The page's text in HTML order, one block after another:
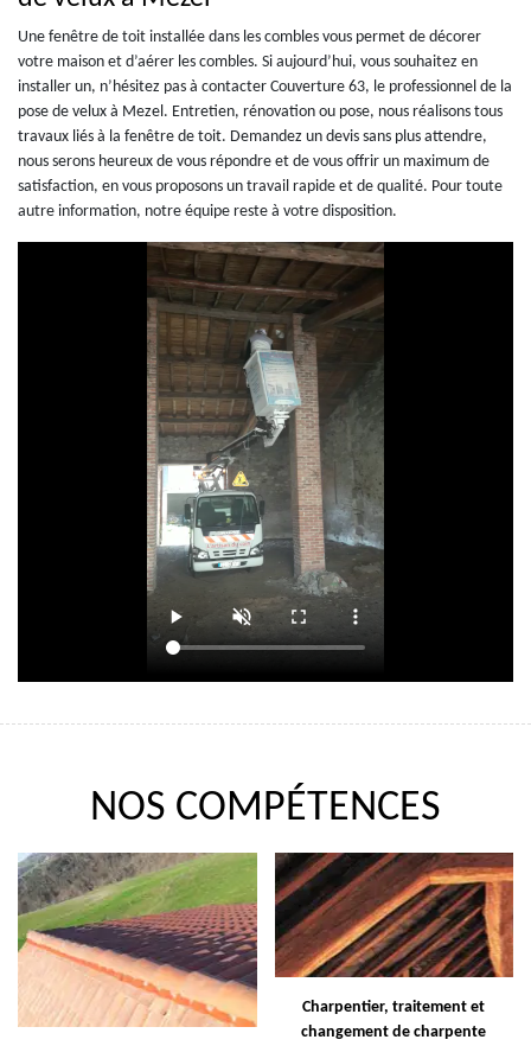
Une fenêtre de toit installée dans les combles vous permet de décorer
votre maison et d’aérer les combles. Si aujourd’hui, vous souhaitez en
installer un, n’hésitez pas à contacter Couverture 63, le professionnel de la
pose de velux à Mezel. Entretien, rénovation ou pose, nous réalisons tous
travaux liés à la fenêtre de toit. Demandez un devis sans plus attendre,
nous serons heureux de vous répondre et de vous offrir un maximum de
satisfaction, en vous proposons un travail rapide et de qualité. Pour toute
autre information, notre équipe reste à votre disposition.
NOS COMPÉTENCES
Charpentier, traitement et
changement de charpente